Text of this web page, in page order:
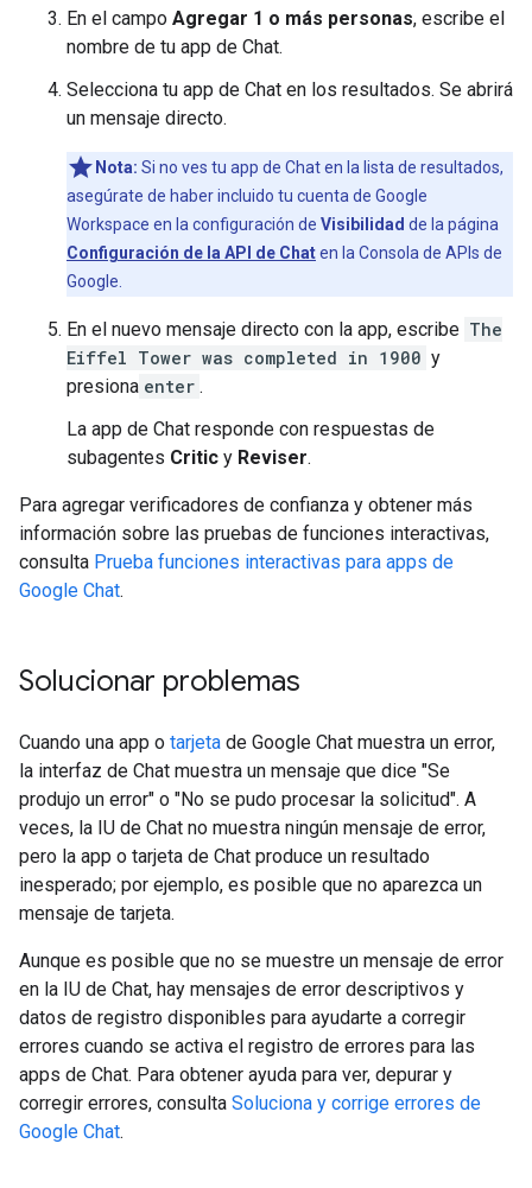
En el campo Agregar 1 o más personas, escribe el
nombre de tu app de Chat.
Selecciona tu app de Chat en los resultados. Se abrirá
un mensaje directo.
Nota: Si no ves tu app de Chat en la lista de resultados,
asegúrate de haber incluido tu cuenta de Google
Workspace en la configuración de Visibilidad de la página
Configuración de la API de Chaten la Consola de APIs de
Google.
En el nuevo mensaje directo con la app, escribe The
Eiffel Tower was completed in 1900 y
presiona enter .
La app de Chat responde con respuestas de
subagentes Critic y Reviser.
Para agregar verificadores de confianza y obtener más
información sobre las pruebas de funciones interactivas,
consulta Prueba funciones interactivas para apps de
Google Chat.
Solucionar problemas
Cuando una app o tarjeta de Google Chat muestra un error,
la interfaz de Chat muestra un mensaje que dice "Se
produjo un error" o "No se pudo procesar la solicitud". A
veces, la IU de Chat no muestra ningún mensaje de error,
pero la app o tarjeta de Chat produce un resultado
inesperado; por ejemplo, es posible que no aparezca un
mensaje de tarjeta.
Aunque es posible que no se muestre un mensaje de error
en la IU de Chat, hay mensajes de error descriptivos y
datos de registro disponibles para ayudarte a corregir
errores cuando se activa el registro de errores para las
apps de Chat. Para obtener ayuda para ver, depurar y
corregir errores, consulta Soluciona y corrige errores de
Google Chat.